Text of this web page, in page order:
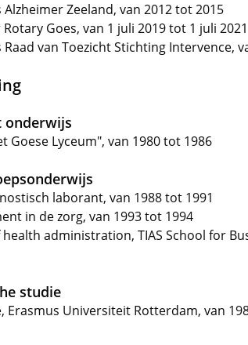
Zeeland, van 2012 tot 2015
Goes, van 1 juli 2019 tot 1 juli 2021
van Toezicht Stichting Intervence,
onderwijs
Goese Lyceum", van 1980 tot 1986
laborant, van 1988 tot 1991
in de zorg, van 1993 tot 1994
administration, TIAS School for
studie
Erasmus Universiteit Rotterdam, van